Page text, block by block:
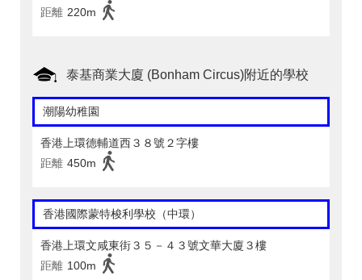
距離 220m
泰基商業大廈 (Bonham Circus)附近的學校
潮陽幼稚園
香港上環德輔道西３８號２字樓
距離 450m
香港國際蒙特梭利學校（中環）
香港上環文咸東街３５－４３號文華大廈３樓
距離 100m